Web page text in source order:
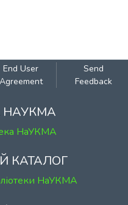
End User
Agreement
Send
Feedback
НАУКМА
НаУКМА
КАТАЛОГ
НаУКМА